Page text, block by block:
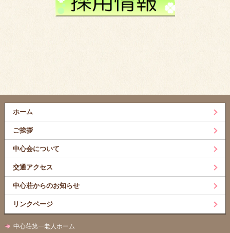
ホーム
ご挨拶
中心会について
交通アクセス
中心荘からのお知らせ
リンクページ
中心荘第一老人ホーム